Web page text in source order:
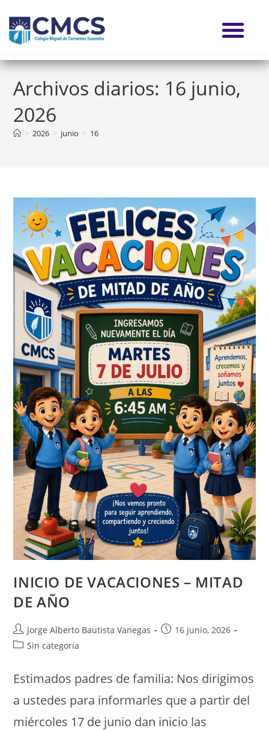
Archivos diarios: 16 junio,
2026
> 2026 > junio > 16
INICIO DE VACACIONES – MITAD
DE AÑO
Jorge Alberto Bautista Vanegas
16 junio, 2026
Sin categoría
Estimados padres de familia: Nos dirigimos
a ustedes para informarles que a partir del
miércoles 17 de junio dan inicio las